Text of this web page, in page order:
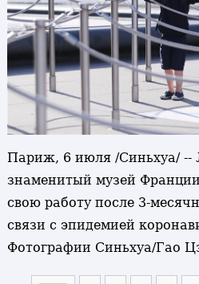
Париж, 6 июля /Синьхуа/ --
знаменитый музей
свою работу после 3-
связи с эпидемией
Фотографии Синьхуа/Гао